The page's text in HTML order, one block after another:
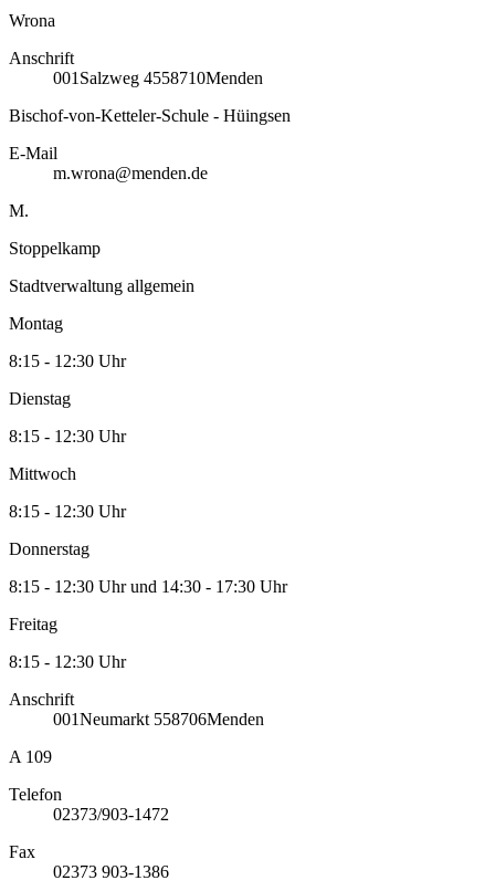
Wrona
Anschrift
001 Salzweg 4558710Menden
Bischof-von-Ketteler-Schule - Hüingsen
E-Mail
m.wrona@menden.de
M.
Stoppelkamp
Stadtverwaltung allgemein
Montag
8:15 - 12:30 Uhr
Dienstag
8:15 - 12:30 Uhr
Mittwoch
8:15 - 12:30 Uhr
Donnerstag
8:15 - 12:30 Uhr und 14:30 - 17:30 Uhr
Freitag
8:15 - 12:30 Uhr
Anschrift
001Neumarkt 558706Menden
A 109
Telefon
02373/903-1472
Fax
02373 903-1386